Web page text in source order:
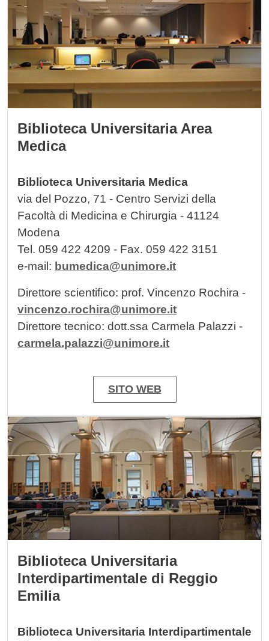
Biblioteca Universitaria Area
Medica
Biblioteca Universitaria Medica
via del Pozzo, 71 - Centro Servizi della
Facoltà di Medicina e Chirurgia - 41124
Modena
Tel. 059 422 4209 - Fax. 059 422 3151
e-mail: bumedica@unimore.it
Direttore scientifico: prof. Vincenzo Rochira -
vincenzo.rochira@unimore.it
Direttore tecnico: dott.ssa Carmela Palazzi -
carmela.palazzi@unimore.it
SITO WEB
Image
Biblioteca Universitaria
Interdipartimentale di Reggio
Emilia
Biblioteca Universitaria Interdipartimentale